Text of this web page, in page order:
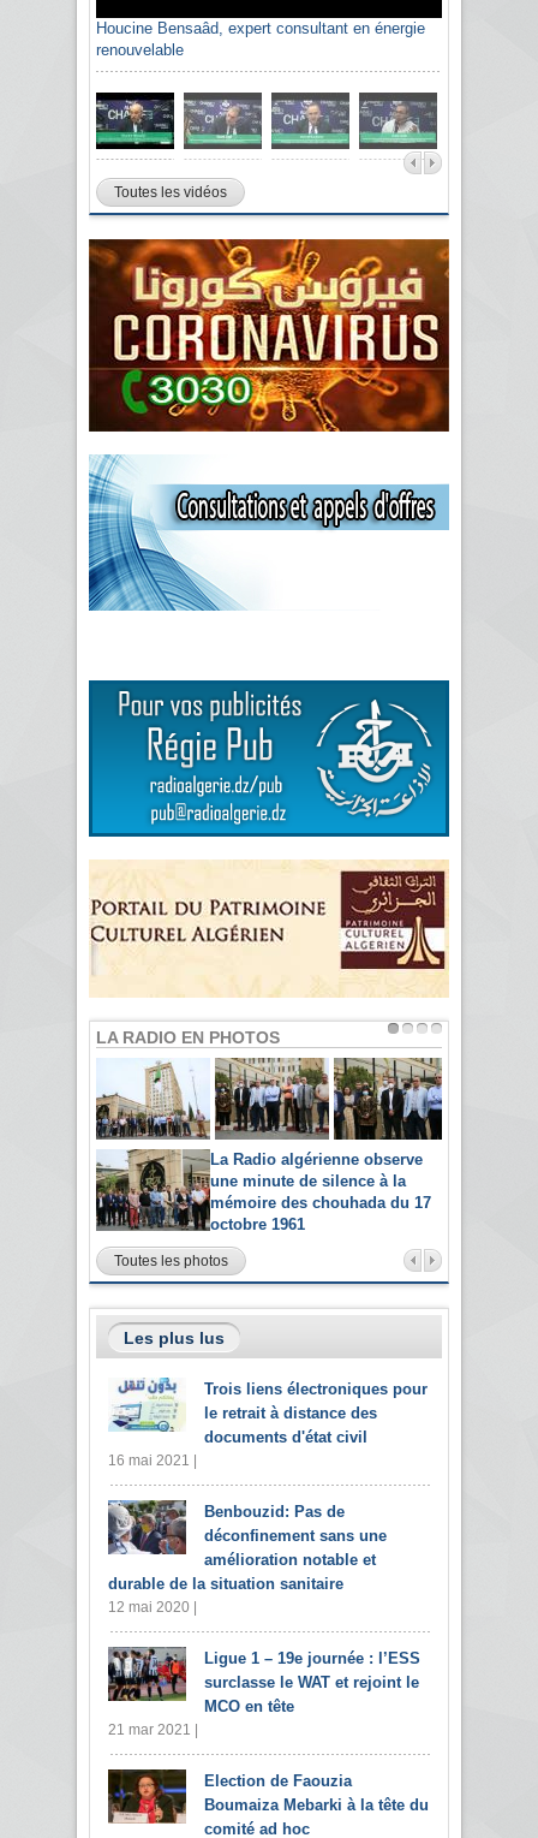
Houcine Bensaâd, expert consultant en énergie
renouvelable
Toutes les vidéos
LA RADIO EN PHOTOS
La Radio algérienne observe
une minute de silence à la
mémoire des chouhada du 17
octobre 1961
Toutes les photos
Les plus lus
Trois liens électroniques pour
le retrait à distance des
documents d'état civil
16 mai 2021 |
Benbouzid: Pas de
déconfinement sans une
amélioration notable et
durable de la situation sanitaire
12 mai 2020 |
Ligue 1 – 19e journée : l’ESS
surclasse le WAT et rejoint le
MCO en tête
21 mar 2021 |
Election de Faouzia
Boumaiza Mebarki à la tête du
comité ad hoc